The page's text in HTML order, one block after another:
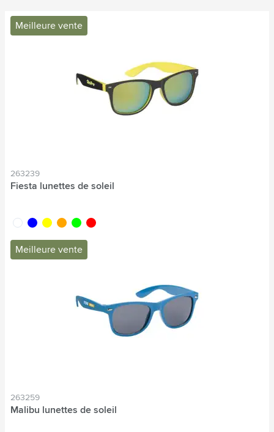
Meilleure vente
263239
Fiesta lunettes de soleil
blancbleu jauneorange
lime rouge
Meilleure vente
263259
Malibu lunettes de soleil